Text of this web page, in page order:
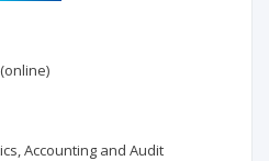
(online)
Accounting and Audit